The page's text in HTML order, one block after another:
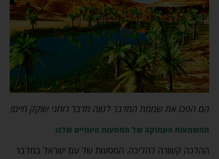
הם הפכו את שממת המדבר לנווה מדבר רוחני שוקק חיים!
המשמעות העמוקה של המסעות היומיים שלנו
ההלכה קשורה להליכה. המסעות של עם ישראל במדבר